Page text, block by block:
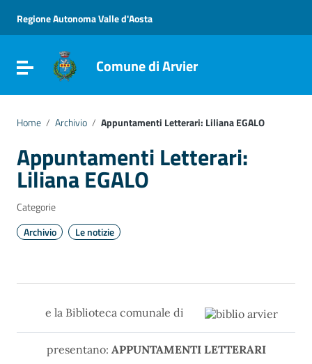
Vai al menu di navigazione
Vai al footer
Regione Autonoma Valle d'Aosta
Attiva / disattiva la navigazione
Comune di Arvier
Home / Archivio / Appuntamenti Letterari: Liliana EGALO
Appuntamenti Letterari:
Liliana EGALO
Categorie
Archivio
Le notizie
e la Biblioteca comunale di
presentano: APPUNTAMENTI LETTERARI